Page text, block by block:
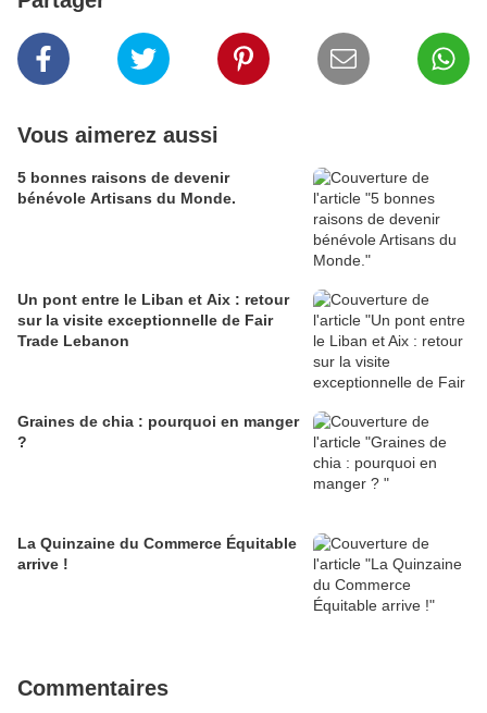
Vous aimerez aussi
5 bonnes raisons de devenir
bénévole Artisans du Monde.
Un pont entre le Liban et Aix : retour
sur la visite exceptionnelle de Fair
Trade Lebanon
Graines de chia : pourquoi en manger
?
La Quinzaine du Commerce Équitable
arrive !
Commentaires